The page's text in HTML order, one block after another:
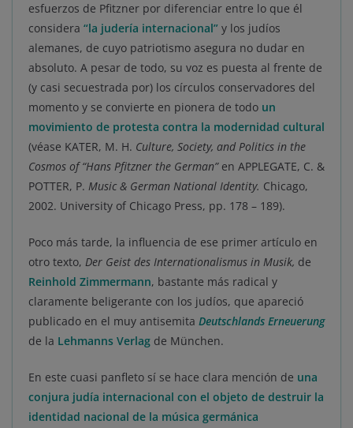
esfuerzos de Pfitzner por diferenciar entre lo que él
considera “la judería internacional” y los judíos
alemanes, de cuyo patriotismo asegura no dudar en
absoluto. A pesar de todo, su voz es puesta al frente de
(y casi secuestrada por) los círculos conservadores del
momento y se convierte en pionera de todo un
movimiento de protesta contra la modernidad cultural
(véase KATER, M. H. Culture, Society, and Politics in the
Cosmos of “Hans Pfitzner the German”en APPLEGATE, C. &
POTTER, P. Music & German National Identity. Chicago,
2002. University of Chicago Press, pp. 178 – 189).
Poco más tarde, la influencia de ese primer artículo en
otro texto, Der Geist des Internationalismus in Musik, de
Reinhold Zimmermann, bastante más radical y
claramente beligerante con los judíos, que apareció
publicado en el muy antisemita Deutschlands Erneuerung
de la Lehmanns Verlag de München.
En este cuasi panfleto sí se hace clara mención de una
conjura judía internacional con el objeto de destruir la
identidad nacional de la música germánica